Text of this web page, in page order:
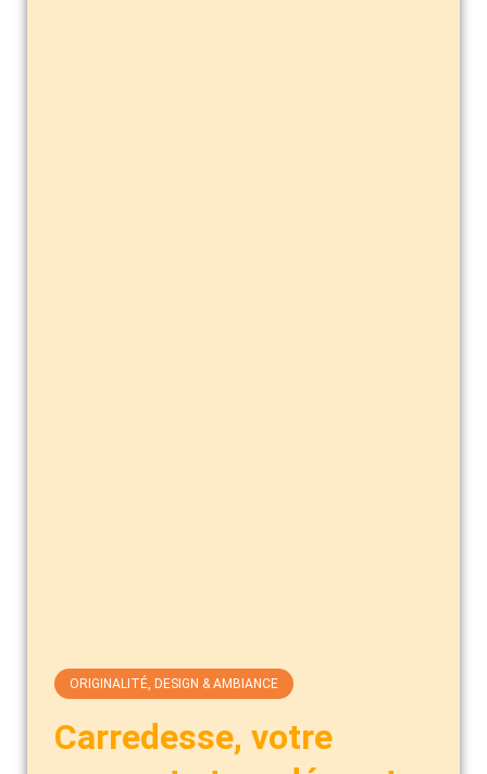
ORIGINALITÉ, DESIGN & AMBIANCE
Carredesse, votre